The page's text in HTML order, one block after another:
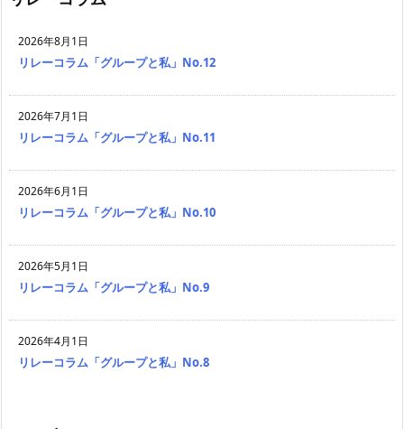
2026年8月1日
リレーコラム「グループと私」No.12
2026年7月1日
リレーコラム「グループと私」No.11
2026年6月1日
リレーコラム「グループと私」No.10
2026年5月1日
リレーコラム「グループと私」No.9
2026年4月1日
リレーコラム「グループと私」No.8